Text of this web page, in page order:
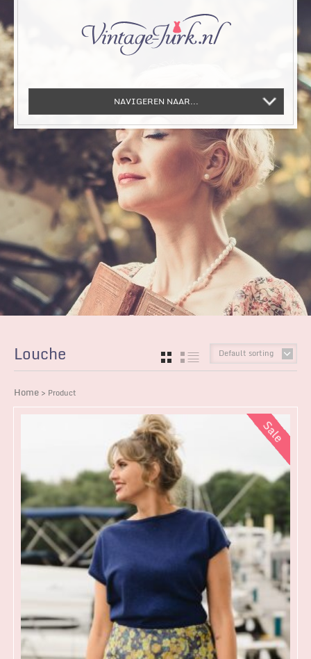
NAVIGEREN NAAR...
Louche Default sorting
GRID LIST
Home > Product